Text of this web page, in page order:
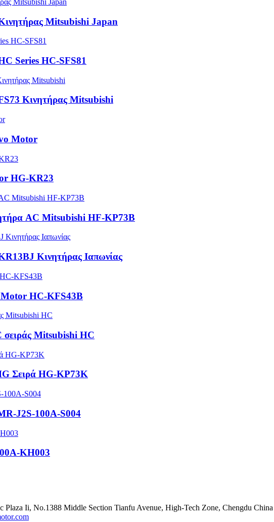
Mitsubishi Japan
Series HC-SFS81
Κινητήρας Mitsubishi
Motor
HG-KR23
AC Mitsubishi HF-KP73B
Κινητήρας Ιαπωνίας
HC-KFS43B
σειράς Mitsubishi HC
Σειρά HG-KP73K
J2S-100A-S004
KH003
Plaza Ii, No.1388 Middle Section Tianfu Avenue, High-Tech Zone, Chengdu